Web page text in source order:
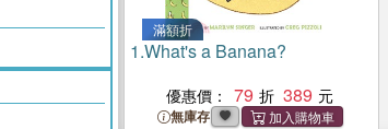
滿額折
1.What's a Banana?
優惠價： 79 389
無庫存